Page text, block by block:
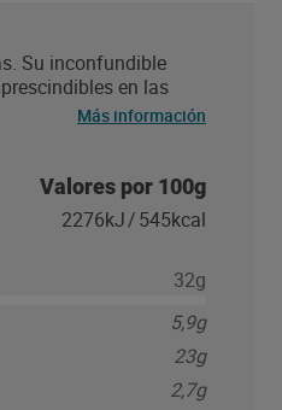
Su inconfundible
en las
lo que reduce en
galletas (Nocilla
Más información
Valores por 100g
2276kJ/545kcal
32g
5,9g
23g
2,7g